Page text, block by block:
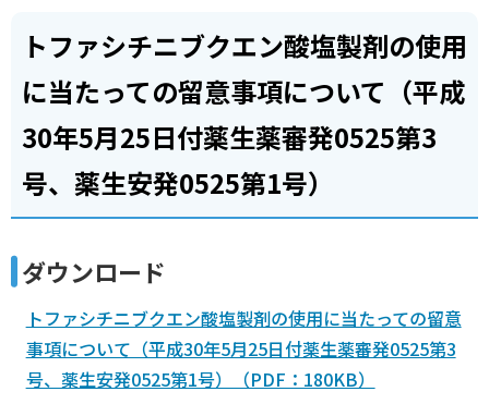
トファシチニブクエン酸塩製剤の使用
に当たっての留意事項について（平成
30年5月25日付薬生薬審発0525第3
号、薬生安発0525第1号）
ダウンロード
トファシチニブクエン酸塩製剤の使用に当たっての留意
事項について（平成30年5月25日付薬生薬審発0525第3
号、薬生安発0525第1号）（PDF：180KB）